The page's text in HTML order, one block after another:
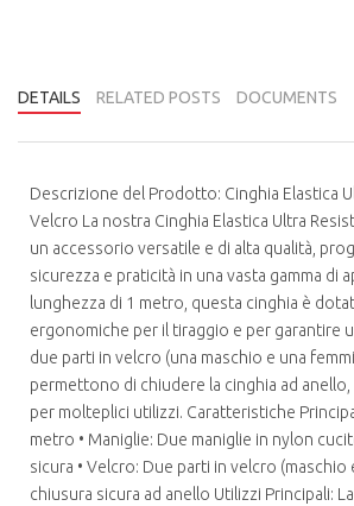
DETAILS RELATED POSTS DOCUMENTS
Descrizione del Prodotto: Cinghia Elastica
Velcro La nostra Cinghia Elastica Ultra
un accessorio versatile e di alta qualità,
sicurezza e praticità in una vasta gamma di
lunghezza di 1 metro, questa cinghia è
ergonomiche per il tiraggio e per garantire
due parti in velcro (una maschio e una
permettono di chiudere la cinghia ad
per molteplici utilizzi. Caratteristiche
metro • Maniglie: Due maniglie in nylon
sicura • Velcro: Due parti in velcro (maschio
chiusura sicura ad anello Utilizzi Principali: